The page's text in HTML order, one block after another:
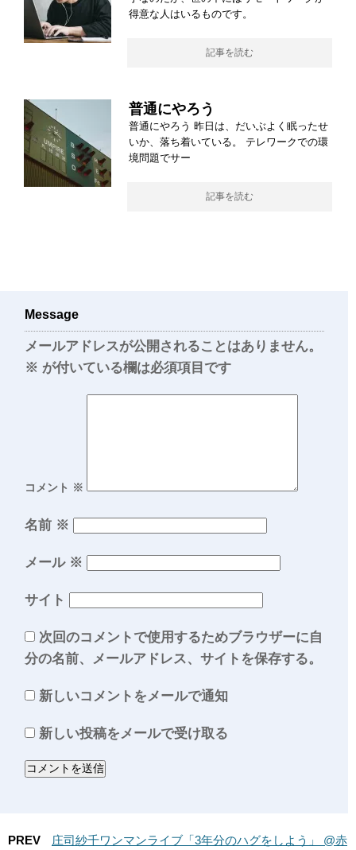
得意な人はいるものです。
記事を読む
普通にやろう
普通にやろう 昨日は、だいぶよく眠ったせ
いか、落ち着いている。 テレワークでの環
境問題でサー
記事を読む
Message
メールアドレスが公開されることはありません。
※ が付いている欄は必須項目です
コメント ※
名前 ※
メール ※
サイト
次回のコメントで使用するためブラウザーに自
分の名前、メールアドレス、サイトを保存する。
新しいコメントをメールで通知
新しい投稿をメールで受け取る
PREV
庄司紗千ワンマンライブ「3年分のハグをしよう」 @赤